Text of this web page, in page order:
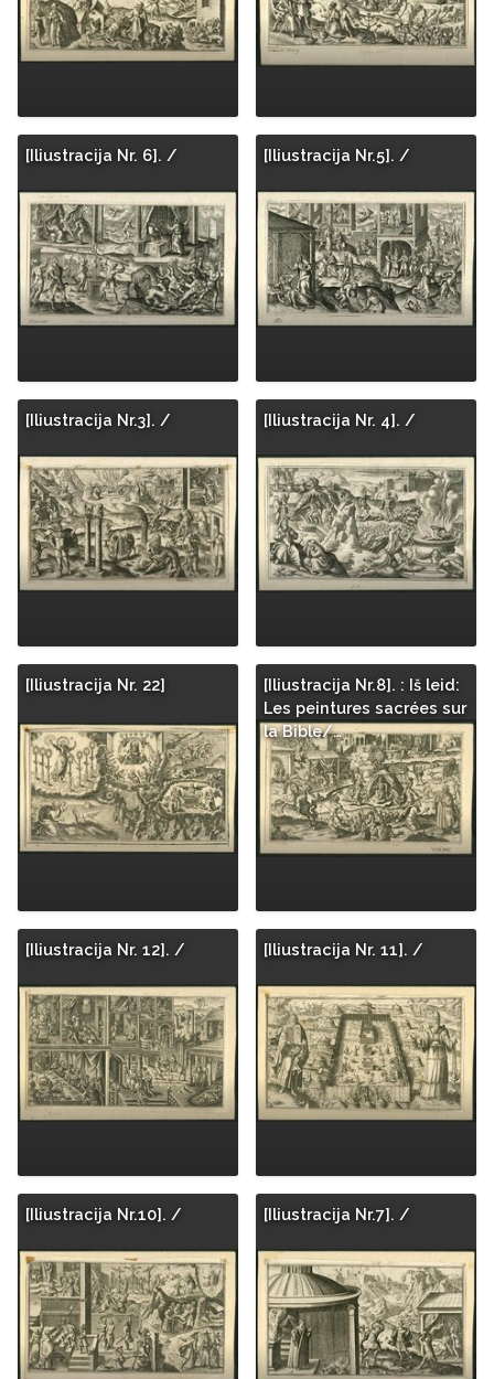
[Iliustracija Nr. 6]. / [Iliustracija Nr.5]. /
[Iliustracija Nr.3]. / [Iliustracija Nr. 4]. /
[Iliustracija Nr. 22]
[Iliustracija Nr.8]. : Iš leid:
Les peintures sacrées sur
la Bible/…
[Iliustracija Nr. 12]. / [Iliustracija Nr. 11]. /
[Iliustracija Nr.10]. / [Iliustracija Nr.7]. /